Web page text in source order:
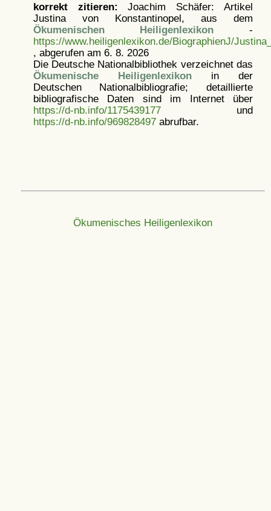
korrekt zitieren: Joachim Schäfer: Artikel
Justina von Konstantinopel, aus dem
Ökumenischen Heiligenlexikon -
https://www.heiligenlexikon.de/BiographienJ/
, abgerufen am 6. 8. 2026
Die Deutsche Nationalbibliothek verzeichnet das
Ökumenische Heiligenlexikonin der
Deutschen Nationalbibliografie; detaillierte
bibliografische Daten sind im Internet über
https://d-nb.info/1175439177und
https://d-nb.info/969828497abrufbar.
Ökumenisches Heiligenlexikon